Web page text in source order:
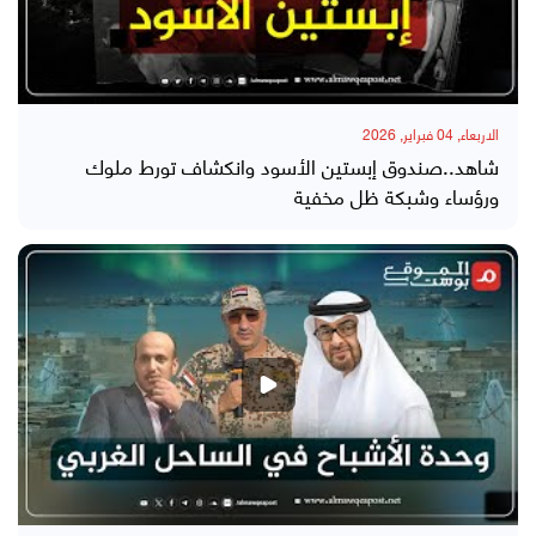
الاربعاء, 04 فبراير, 2026
شاهد..صندوق إبستين الأسود وانكشاف تورط ملوك
ورؤساء وشبكة ظل مخفية